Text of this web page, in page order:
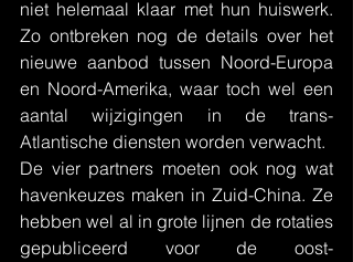
niet helemaal klaar met hun huiswerk.
Zo ontbreken nog de details over het
nieuwe aanbod tussen Noord-Europa
en Noord-Amerika, waar toch wel een
aantal wijzigingen in de trans-
Atlantische diensten worden verwacht.
De vier partners moeten ook nog wat
havenkeuzes maken in Zuid-China. Ze
hebben wel al in grote lijnen de rotaties
gepubliceerd voor de oost-